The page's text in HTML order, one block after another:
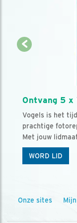
Ontvang 5 x
Vogels is het
prachtige
Met jouw
WORD LID
Onze sites